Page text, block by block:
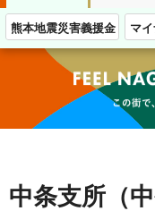
熊本地震災害義援金 マ
この街で
中条支所（